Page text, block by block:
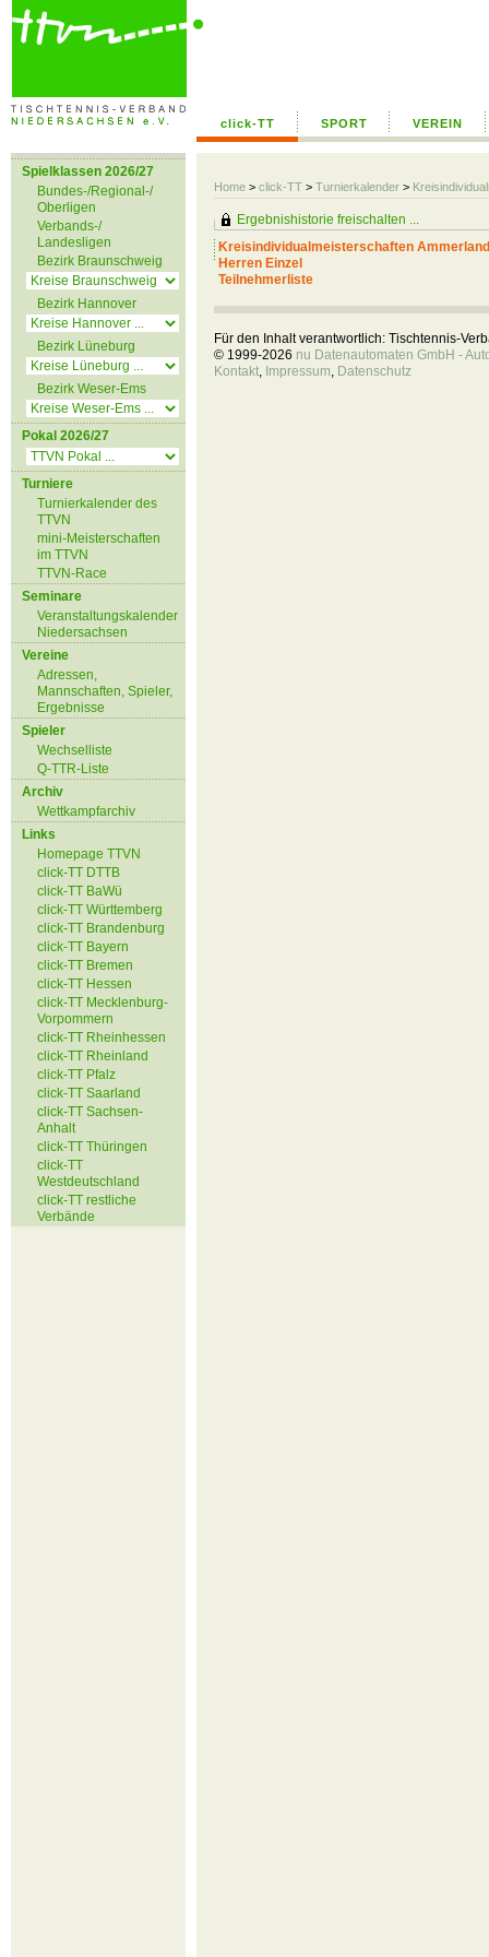
click-TT SPORT VEREIN
Home > click-TT > Turnierkalender >
Spielklassen 2026/27
Bundes-/Regional-/
Oberligen
Verbands-/
Landesligen
Bezirk Braunschweig
Bezirk Hannover
Bezirk Lüneburg
Bezirk Weser-Ems
Pokal 2026/27
Turniere
Turnierkalender des
TTVN
mini-Meisterschaften
im TTVN
TTVN-Race
Seminare
Veranstaltungskalender
Niedersachsen
Vereine
Adressen,
Mannschaften, Spieler,
Ergebnisse
Spieler
Wechselliste
Q-TTR-Liste
Archiv
Wettkampfarchiv
Links
Homepage TTVN
click-TT DTTB
click-TT BaWü
click-TT Württemberg
click-TT Brandenburg
click-TT Bayern
click-TT Bremen
click-TT Hessen
click-TT Mecklenburg-
Vorpommern
click-TT Rheinhessen
click-TT Rheinland
click-TT Pfalz
click-TT Saarland
click-TT Sachsen-
Anhalt
click-TT Thüringen
click-TT
Westdeutschland
click-TT restliche
Verbände
Ergebnishistorie freischalten ...
Kreisindividualmeisterschaften
Herren Einzel
Teilnehmerliste
Für den Inhalt verantwortlich: Tischtennis-
© 1999-2026 nu Datenautomaten GmbH -
Kontakt, Impressum, Datenschutz